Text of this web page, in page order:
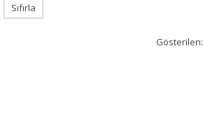
Sıfırla
Gösterilen: